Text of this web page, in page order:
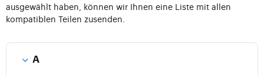
ausgewählt haben, können wir Ihnen eine Liste mit allen
kompatiblen Teilen zusenden.
A